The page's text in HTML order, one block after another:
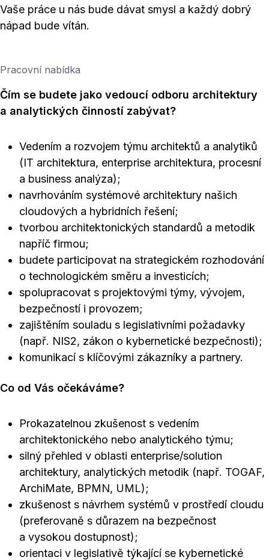
Vaše práce u nás bude dávat smysl a každý dobrý
nápad bude vítán.
Pracovní nabídka
Čím se budete jako vedoucí odboru architektury
a analytických činností zabývat?
Vedením a rozvojem týmu architektů a analytiků
(IT architektura, enterprise architektura, procesní
a business analýza);
navrhováním systémové architektury našich
cloudových a hybridních řešení;
tvorbou architektonických standardů a metodik
napříč firmou;
budete participovat na strategickém rozhodování
o technologickém směru a investicích;
spolupracovat s projektovými týmy, vývojem,
bezpečností i provozem;
zajištěním souladu s legislativními požadavky
(např. NIS2, zákon o kybernetické bezpečnosti);
komunikací s klíčovými zákazníky a partnery.
Co od Vás očekáváme?
Prokazatelnou zkušenost s vedením
architektonického nebo analytického týmu;
silný přehled v oblasti enterprise/solution
architektury, analytických metodik (např. TOGAF,
ArchiMate, BPMN, UML);
zkušenost s návrhem systémů v prostředí cloudu
(preferovaně s důrazem na bezpečnost
a vysokou dostupnost);
orientaci v legislativě týkající se kybernetické